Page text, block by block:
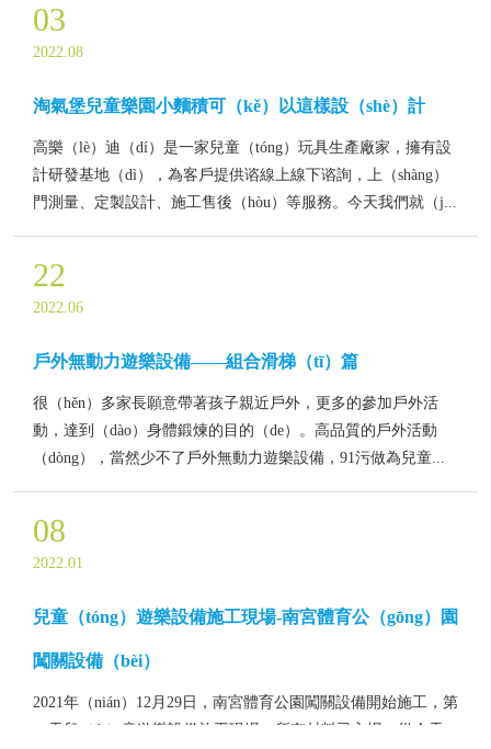
03
2022.08
淘氣堡兒童樂園小麵積可（kě）以這樣設（shè）計
高樂（lè）迪（dí）是一家兒童（tóng）玩具生產廠家，擁有設
計研發基地（dì），為客戶提供谘線上線下谘詢，上（shàng）
門測量、定製設計、施工售後（hòu）等服務。今天我們就（j...
22
2022.06
戶外無動力遊樂設備——組合滑梯（tī）篇
很（hěn）多家長願意帶著孩子親近戶外，更多的參加戶外活
動，達到（dào）身體鍛煉的目的（de）。高品質的戶外活動
（dòng），當然少不了戶外無動力遊樂設備，91污做為兒童...
08
2022.01
兒童（tóng）遊樂設備施工現場-南宮體育公（gōng）園
闖關設備（bèi）
2021年（nián）12月29日，南宮體育公園闖關設備開始施工，第
一天兒（ér）童遊樂設備施工現場，所有材料已入場，從今天